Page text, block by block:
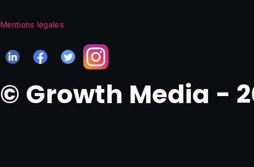
Mentions légales
© Growth Media -